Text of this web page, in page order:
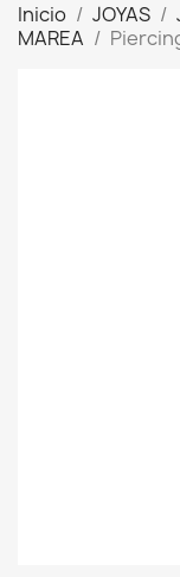
Inicio JOYAS
MAREA